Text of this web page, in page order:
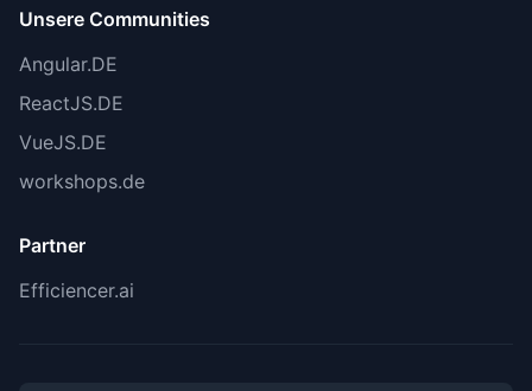
Unsere Communities
Angular.DE
ReactJS.DE
VueJS.DE
workshops.de
Partner
Efficiencer.ai